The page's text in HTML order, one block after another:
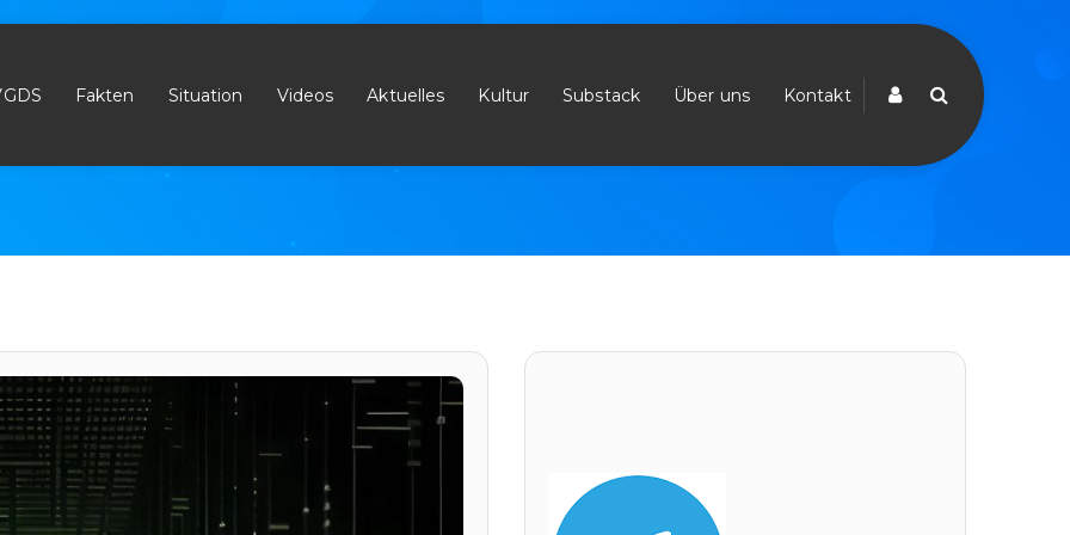
Fakten Situation Videos Aktuelles Kultur Substack Über uns Kontakt
Home
Schreiben an VGDS Beschäftigte wegen Rechtsstatus